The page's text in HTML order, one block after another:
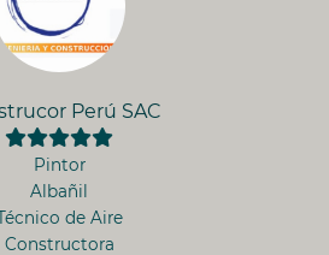
Perú SAC
Pintor
Albañil
de Aire
Constructora